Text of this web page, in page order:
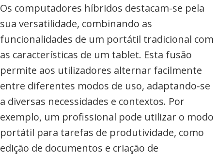
Os computadores híbridos destacam-se pela
sua versatilidade, combinando as
funcionalidades de um portátil tradicional com
as características de um tablet. Esta fusão
permite aos utilizadores alternar facilmente
entre diferentes modos de uso, adaptando-se
a diversas necessidades e contextos. Por
exemplo, um profissional pode utilizar o modo
portátil para tarefas de produtividade, como
edição de documentos e criação de